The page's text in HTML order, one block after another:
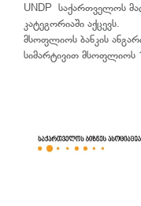
UNDP საქართველოს
კატეგორიაში აქცევს.
მსოფლიოს ბანკის
სიმარტივით მსოფლიოს